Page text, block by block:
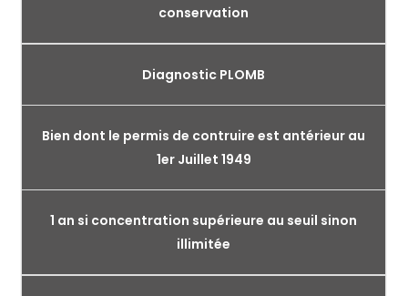
conservation
Diagnostic PLOMB
Bien dont le permis de contruire est antérieur au
1er Juillet 1949
1 an si concentration supérieure au seuil sinon
illimitée